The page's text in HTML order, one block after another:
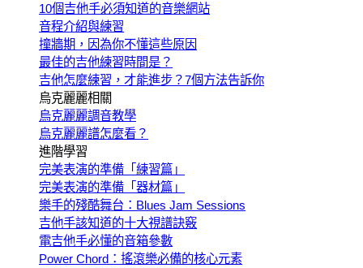
10個吉他手必須知道的音樂網站
音程介紹與練習
撞牆期，因為你不懂這些原因
最佳的吉他練習時間是？
吉他怎麼練習，才能進步？7個方法告訴你
烏克麗麗相關
烏克麗麗調音教學
烏克麗麗譜怎麼看？
進階學習
完美表演的準備「練習篇」
完美表演的準備「器材篇」
樂手的殘酷舞台：Blues Jam Sessions
吉他手該知道的十大視譜訣竅
電吉他手必懂的音箱參數
Power Chord：搖滾樂必備的核心元素